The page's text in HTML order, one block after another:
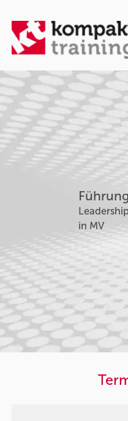
Führung
Leadership
in MV